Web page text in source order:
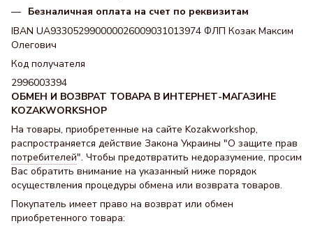
Безналичная оплата на счет по реквизитам
IBAN UA933052990000026009031013974 ФЛП Козак Максим
Олегович
Код получателя
2996003394
ОБМЕН И ВОЗВРАТ ТОВАРА В ИНТЕРНЕТ-МАГАЗИНЕ
KOZAKWORKSHOP
На товары, приобретенные на сайте Kozakworkshop,
распространяется действие Закона Украины "О защите прав
потребителей". Чтобы предотвратить недоразумение, просим
Вас обратить внимание на указанный ниже порядок
осуществления процедуры обмена или возврата товаров.
Покупатель имеет право на возврат или обмен
приобретенного товара: